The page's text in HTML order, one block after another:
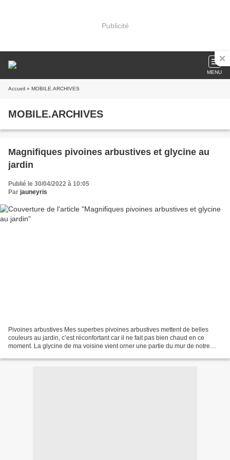
Publicité
MENU
Accueil » MOBILE.ARCHIVES
MOBILE.ARCHIVES
Magnifiques pivoines arbustives et glycine au
jardin
Publié le 30/04/2022 à 10:05
Par jauneyris
Pivoines arbustives Mes superbes pivoines arbustives mettent de belles
couleurs au jardin, c’est réconfortant car il ne fait pas bien chaud en ce
moment. La glycine de ma voisine vient orner une partie du mur de notre